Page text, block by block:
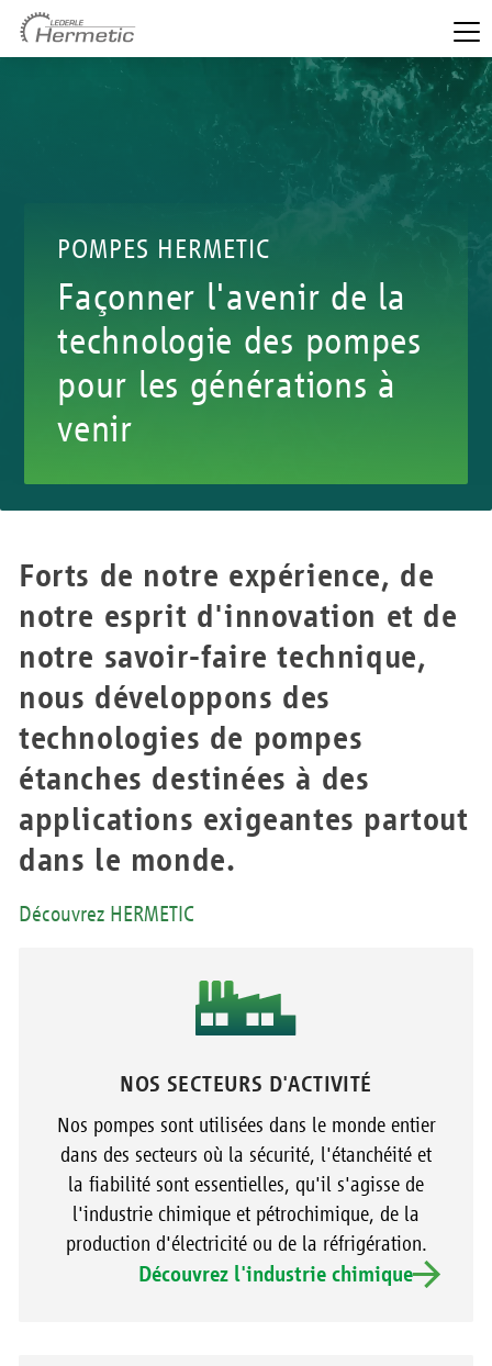
POMPES HERMETIC
Façonner l'avenir de la
technologie des pompes
pour les générations à
venir
Forts de notre expérience, de
notre esprit d'innovation et de
notre savoir-faire technique,
nous développons des
technologies de pompes
étanches destinées à des
applications exigeantes partout
dans le monde.
Découvrez HERMETIC
NOS SECTEURS D'ACTIVITÉ
Nos pompes sont utilisées dans le monde entier
dans des secteurs où la sécurité, l'étanchéité et
la fiabilité sont essentielles, qu'il s'agisse de
l'industrie chimique et pétrochimique, de la
production d'électricité ou de la réfrigération.
Découvrez l'industrie chimique